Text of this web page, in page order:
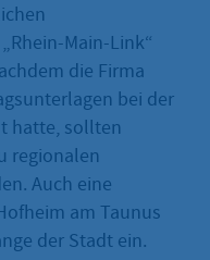
Main-Link“
die Firma
bei der
hatte, sollten
regionalen
Auch eine
am Taunus
der Stadt ein.